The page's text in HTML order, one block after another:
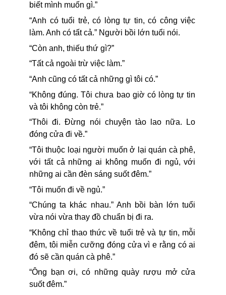
biết mình muốn gì.”
“Anh có tuổi trẻ, có lòng tự tin, có công việc
làm. Anh có tất cả.” Người bồi lớn tuổi nói.
“Còn anh, thiếu thứ gì?”
“Tất cả ngoài trừ việc làm.”
“Anh cũng có tất cả những gì tôi có.”
“Không đúng. Tôi chưa bao giờ có lòng tự tin
và tôi không còn trẻ.”
“Thôi đi. Đừng nói chuyện tào lao nữa. Lo
đóng cửa đi về.”
“Tôi thuộc loại người muốn ở lại quán cà phê,
với tất cả những ai không muốn đi ngủ, với
những ai cần đèn sáng suốt đêm.”
“Tôi muốn đi về ngủ.”
“Chúng ta khác nhau.” Anh bồi bàn lớn tuổi
vừa nói vừa thay đồ chuẩn bị đi ra.
“Không chỉ thao thức về tuổi trẻ và tự tin, mỗi
đêm, tôi miễn cưỡng đóng cửa vì e rằng có ai
đó sẽ cần quán cà phê.”
“Ông bạn ơi, có những quày rượu mở cửa
suốt đêm.”